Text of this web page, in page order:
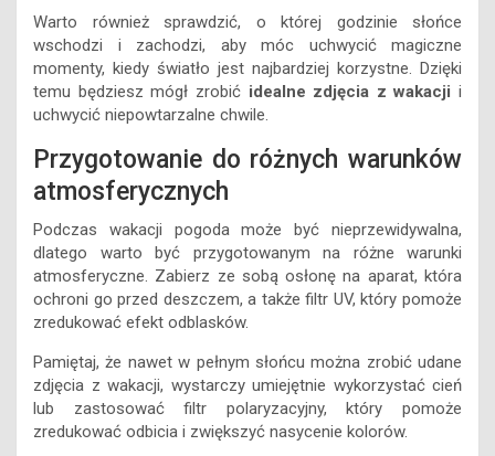
Warto również sprawdzić, o której godzinie słońce
wschodzi i zachodzi, aby móc uchwycić magiczne
momenty, kiedy światło jest najbardziej korzystne. Dzięki
temu będziesz mógł zrobić idealne zdjęcia z wakacji i
uchwycić niepowtarzalne chwile.
Przygotowanie do różnych warunków
atmosferycznych
Podczas wakacji pogoda może być nieprzewidywalna,
dlatego warto być przygotowanym na różne warunki
atmosferyczne. Zabierz ze sobą osłonę na aparat, która
ochroni go przed deszczem, a także filtr UV, który pomoże
zredukować efekt odblasków.
Pamiętaj, że nawet w pełnym słońcu można zrobić udane
zdjęcia z wakacji, wystarczy umiejętnie wykorzystać cień
lub zastosować filtr polaryzacyjny, który pomoże
zredukować odbicia i zwiększyć nasycenie kolorów.